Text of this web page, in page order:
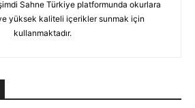
Sahne Türkiye platformunda okurlara
yüksek kaliteli içerikler sunmak için
kullanmaktadır.